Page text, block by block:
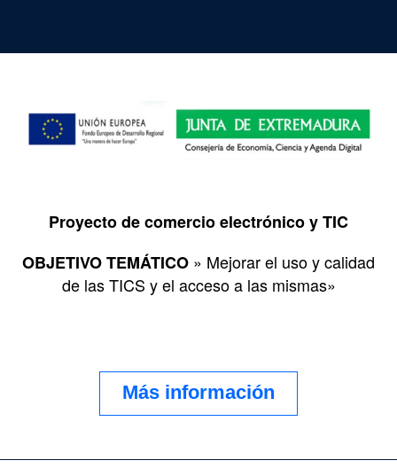
Proyecto de comercio electrónico y TIC
OBJETIVO TEMÁTICO » Mejorar el uso y calidad
de las TICS y el acceso a las mismas»
Más información